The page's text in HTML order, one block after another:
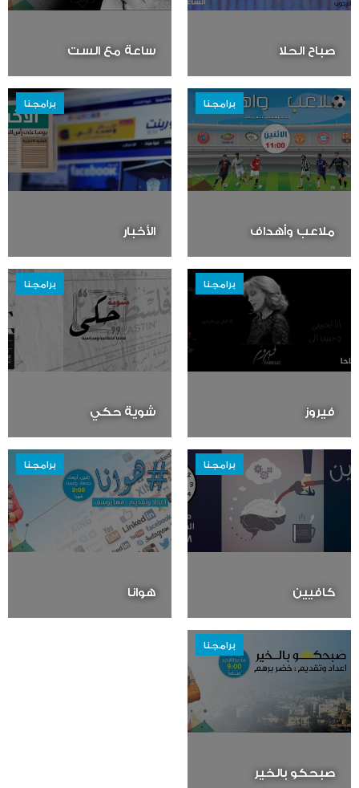
صباح الحلا ساعة مع الست
برامجنا
ملاعب وأهداف
برامجنا
الأخبار
برامجنا
فيروز
برامجنا
شوية حكي
برامجنا
كافيين
برامجنا
هوانا
برامجنا
صبحكو بالخير